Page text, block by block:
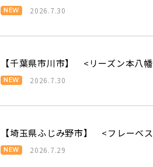
2026.7.30
【千葉県市川市】 <リーズン本八
2026.7.30
【埼玉県ふじみ野市】 <フレーベ
2026.7.29